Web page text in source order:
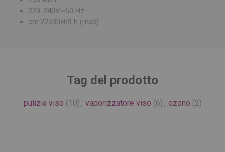
220-240V~50 Hz
cm 22x30x69 h (max)
Tag del prodotto
pulizia viso (10) , vaporizzatore viso (6) , ozono (2)